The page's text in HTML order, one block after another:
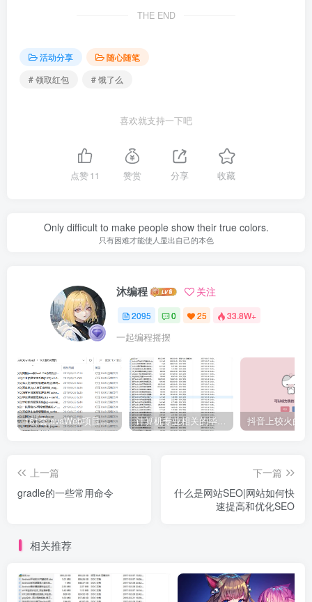
THE END
活动分享
随心随笔
# 领取红包
# 饿了么
喜欢就支持一下吧
点赞11 赞赏 分享 收藏
Only difficult to make people show their true colors.
只有困难才能使人显出自己的本色
沐编程 关注
2095 0 25 33.8W+
一起编程摇摆
161套javaWeb项目源码免费分享 计算机专业相关的毕业设计论文合集免费下载
上一篇
gradle的一些常用命令
下一篇
什么是网站SEO|网站如何快
速提高和优化SEO
相关推荐